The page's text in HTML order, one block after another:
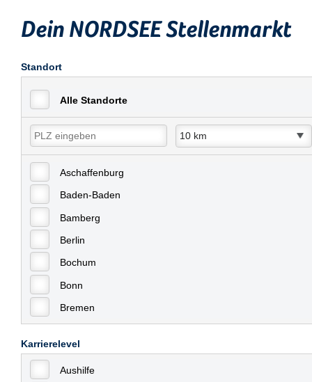
Dein NORDSEE Stellenmarkt
Standort
Alle Standorte
Aschaffenburg
Baden-Baden
Bamberg
Berlin
Bochum
Bonn
Bremen
Celle
Chemnitz
Karrierelevel
Aushilfe